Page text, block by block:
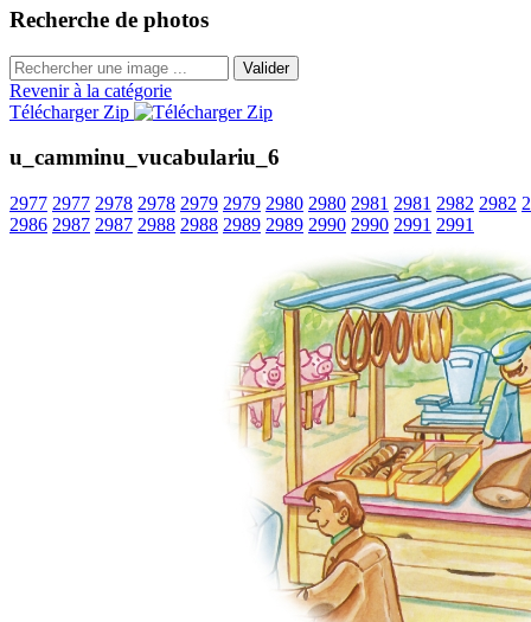
Recherche de photos
Valider
Revenir à la catégorie
Télécharger Zip
u_camminu_vucabulariu_6
2977 2977 2978 2978 2979 2979 2980 2980 2981 2981 2982 2982
2986 2987 2987 2988 2988 2989 2989 2990 2990 2991 2991